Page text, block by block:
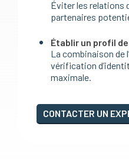
Éviter les relations
partenaires
Établir un profil
La combinaison de
vérification
maximale.
CONTACTER UN